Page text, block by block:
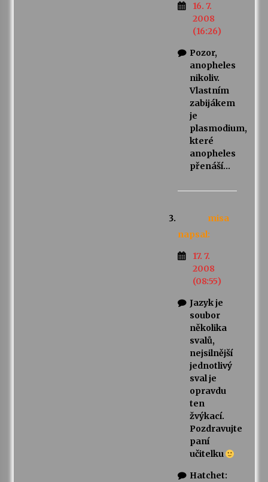
16. 7.
2008
(16:26)
Pozor,
anopheles
nikoliv.
Vlastním
zabijákem
je
plasmodium,
které
anopheles
přenáší…
misa
napsal:
17. 7.
2008
(08:55)
Jazyk je
soubor
několika
svalů,
nejsilnější
jednotlivý
sval je
opravdu
ten
žvýkací.
Pozdravujte
paní
učitelku
Hatchet: